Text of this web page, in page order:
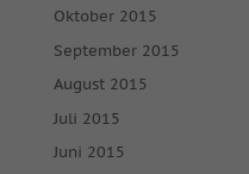
Oktober 2015
September 2015
August 2015
Juli 2015
Juni 2015
Cookie-
Externe Medien (7)
Inhalte von Videoplattformen
werden standardmäßig
keiner manuellen Einwilligung